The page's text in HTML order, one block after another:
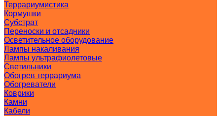
Террариумистика
Кормушки
Субстрат
Переноски и отсадники
Осветительное оборудование
Лампы накаливания
Лампы ультрафиолетовые
Светильники
Обогрев террариума
Обогреватели
Коврики
Камни
Кабели